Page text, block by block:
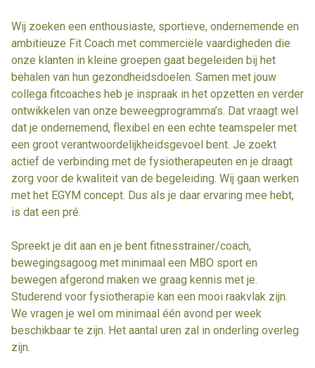
Wij zoeken een enthousiaste, sportieve, ondernemende en
ambitieuze Fit Coach met commerciële vaardigheden die
onze klanten in kleine groepen gaat begeleiden bij het
behalen van hun gezondheidsdoelen. Samen met jouw
collega fitcoaches heb je inspraak in het opzetten en verder
ontwikkelen van onze beweegprogramma’s. Dat vraagt wel
dat je ondernemend, flexibel en een echte teamspeler met
een groot verantwoordelijkheidsgevoel bent. Je zoekt
actief de verbinding met de fysiotherapeuten en je draagt
zorg voor de kwaliteit van de begeleiding. Wij gaan werken
met het EGYM concept. Dus als je daar ervaring mee hebt,
is dat een pré.
Spreekt je dit aan en je bent fitnesstrainer/coach,
bewegingsagoog met minimaal een MBO sport en
bewegen afgerond maken we graag kennis met je.
Studerend voor fysiotherapie kan een mooi raakvlak zijn.
We vragen je wel om minimaal één avond per week
beschikbaar te zijn. Het aantal uren zal in onderling overleg
zijn.